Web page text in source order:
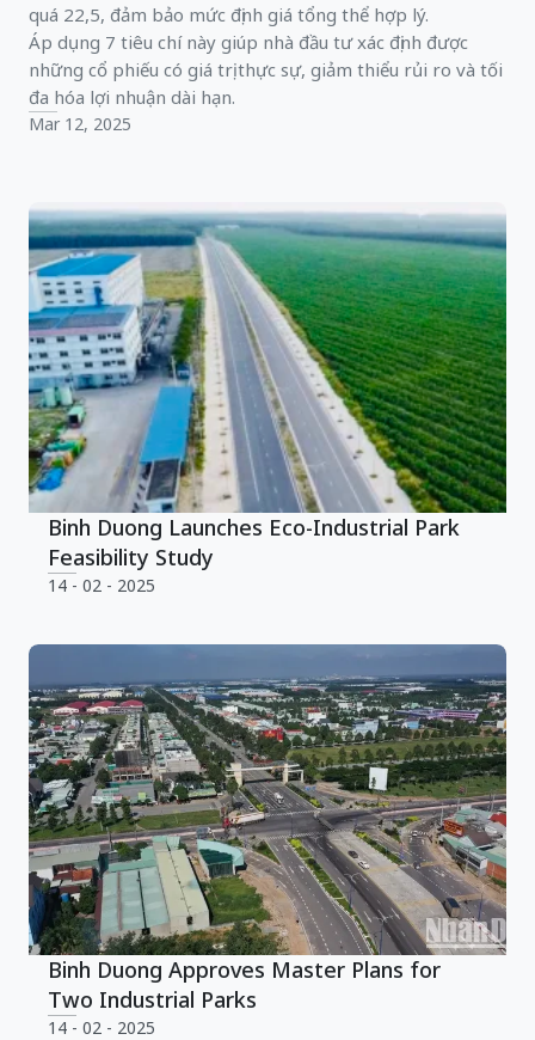
quá 22,5, đảm bảo mức định giá tổng thể hợp lý.
Áp dụng 7 tiêu chí này giúp nhà đầu tư xác định được
những cổ phiếu có giá trị thực sự, giảm thiểu rủi ro và tối
đa hóa lợi nhuận dài hạn.
Mar 12, 2025
Binh Duong Launches Eco-Industrial Park
Feasibility Study
14 - 02 - 2025
Binh Duong Approves Master Plans for
Two Industrial Parks
14 - 02 - 2025